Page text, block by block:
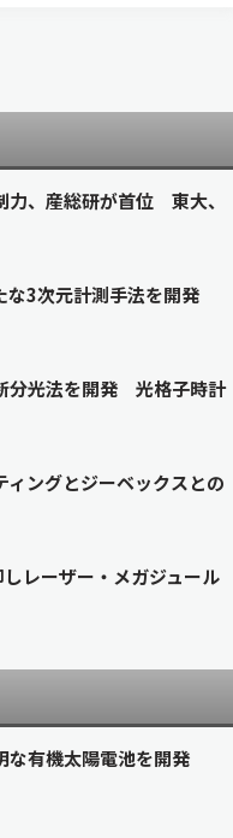
力、産総研が首位 東大、
な3次元計測手法を開発
分光法を開発 光格子時計
ィングとジーベックスとの
レーザー・メガジュール
有機太陽電池を開発